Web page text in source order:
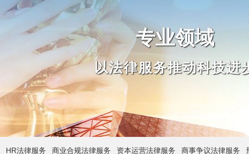
专业领域
以法律服务推动科技进
HR法律服务 商业合规法律服务 资本运营法律服务 商事争议法律服务